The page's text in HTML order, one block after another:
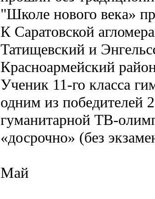
"Школе нового века»
К Саратовской
Татищевский и
Красноармейский
Ученик 11-го класса
одним из победителей
гуманитарной ТВ-
«досрочно» (без
Май